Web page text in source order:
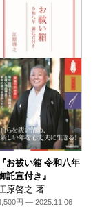
『お祓い箱 令和八年
託宣付き』
原啓之 著
円 — 2025.11.06